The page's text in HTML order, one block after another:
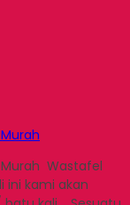
Wastafel
ini kami akan